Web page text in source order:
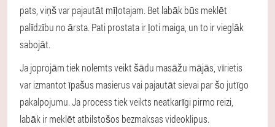
pats, viņš var pajautāt mīļotajam. Bet labāk būs meklēt
palīdzību no ārsta. Pati prostata ir ļoti maiga, un to ir vieglāk
sabojāt.
Ja joprojām tiek nolemts veikt šādu masāžu mājās, vīrietis
var izmantot īpašus masierus vai pajautāt sievai par šo jutīgo
pakalpojumu. Ja process tiek veikts neatkarīgi pirmo reizi,
labāk ir meklēt atbilstošos bezmaksas videoklipus.